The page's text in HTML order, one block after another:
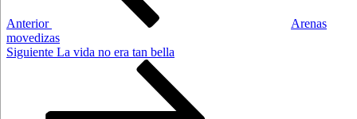
Anterior
Arenas
movedizas
Siguiente
Siguiente La vida no era tan bella